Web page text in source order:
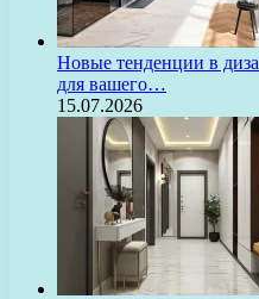
Новые тенденции в
для вашего…
15.07.2026